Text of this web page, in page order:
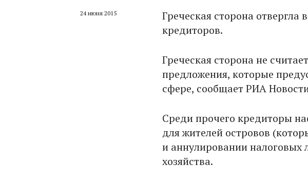
24 июня 2015
Греческая сторона
кредиторов.
Греческая сторона не
предложения, которые
сфере, сообщает РИА
Среди прочего кредиторы
для жителей островов
и аннулировании налоговых
хозяйства.